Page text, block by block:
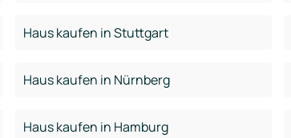
Haus kaufen in Stuttgart
Haus kaufen in Nürnberg
Haus kaufen in Hamburg